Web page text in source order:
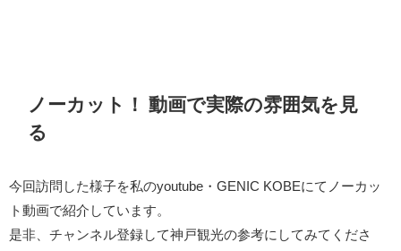
ノーカット！ 動画で実際の雰囲気を見
る
今回訪問した様子を私のyoutube・GENIC KOBEにてノーカッ
ト動画で紹介しています。
是非、チャンネル登録して神戸観光の参考にしてみてくださ